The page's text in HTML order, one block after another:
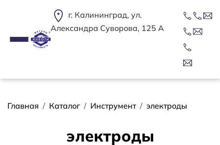
г. Калининград, ул.
Александра Суворова, 125 А
Строка навигации
Главная Каталог Инструмент электроды
электроды